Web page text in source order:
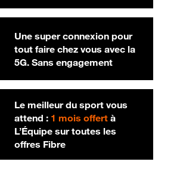
Une super connexion pour
tout faire chez vous avec la
5G. Sans engagement
Le meilleur du sport vous
attend : 1 mois offertà
L’Équipe sur toutes les
offres Fibre